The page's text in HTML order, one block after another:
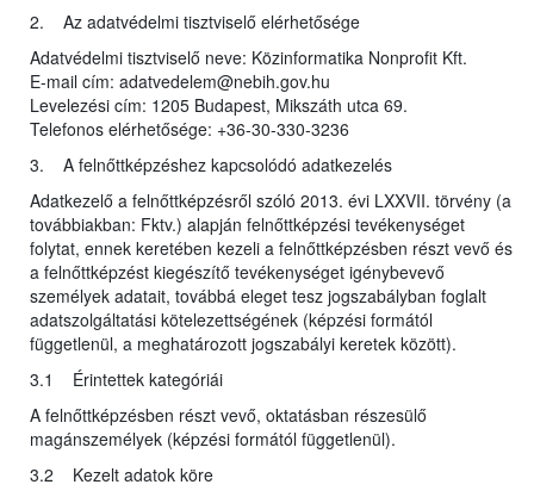
2. Az adatvédelmi tisztviselő elérhetősége
Adatvédelmi tisztviselő neve: Közinformatika Nonprofit Kft.
E-mail cím: adatvedelem@nebih.gov.hu
Levelezési cím: 1205 Budapest, Mikszáth utca 69.
Telefonos elérhetősége: +36-30-330-3236
3. A felnőttképzéshez kapcsolódó adatkezelés
Adatkezelő a felnőttképzésről szóló 2013. évi LXXVII. törvény (a
továbbiakban: Fktv.) alapján felnőttképzési tevékenységet
folytat, ennek keretében kezeli a felnőttképzésben részt vevő és
a felnőttképzést kiegészítő tevékenységet igénybevevő
személyek adatait, továbbá eleget tesz jogszabályban foglalt
adatszolgáltatási kötelezettségének (képzési formától
függetlenül, a meghatározott jogszabályi keretek között).
3.1 Érintettek kategóriái
A felnőttképzésben részt vevő, oktatásban részesülő
magánszemélyek (képzési formától függetlenül).
3.2 Kezelt adatok köre